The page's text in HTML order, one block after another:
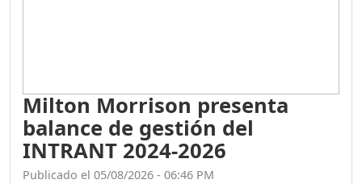
Milton Morrison presenta
balance de gestión del
INTRANT 2024-2026
Publicado el 05/08/2026 - 06:46 PM